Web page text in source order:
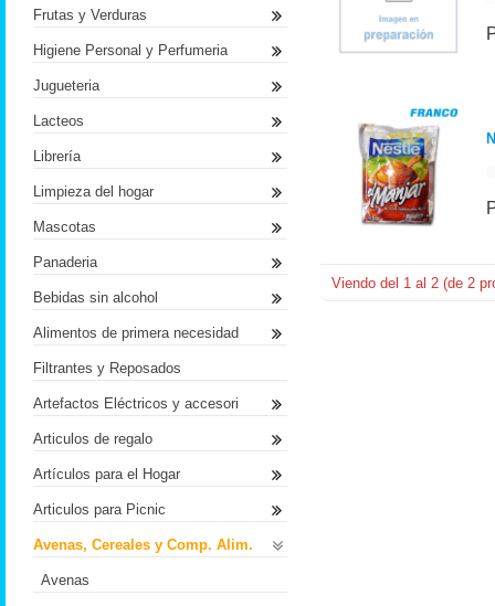
Viendo del 1 al 2 (de 2
Frutas y Verduras
Higiene Personal y Perfumeria
Jugueteria
Lacteos
Librería
Limpieza del hogar
Mascotas
Panaderia
Bebidas sin alcohol
Alimentos de primera necesidad
Filtrantes y Reposados
Artefactos Eléctricos y accesori
Articulos de regalo
Artículos para el Hogar
Articulos para Picnic
Avenas, Cereales y Comp. Alim.
Avenas